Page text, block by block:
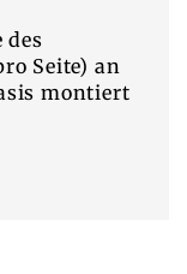
des
Seite) an
montiert